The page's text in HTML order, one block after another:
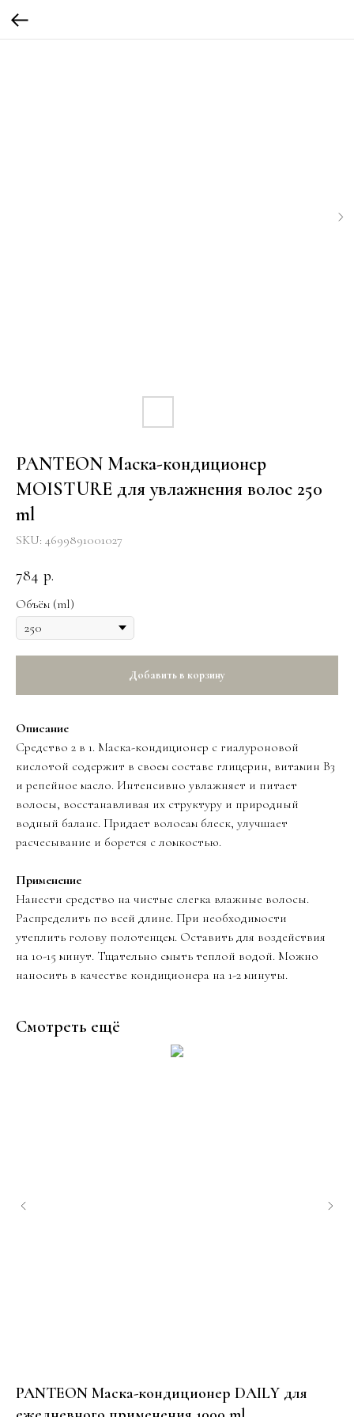
PANTEON Маска-кондиционер
MOISTURE для увлажнения волоc 250
ml
SKU: 4699891001027
784 р.
Объём (ml)
Добавить в корзину
Описание
Средство 2 в 1. Маска-кондиционер с гиалуроновой
кислотой содержит в своем составе глицерин, витамин B3
и репейное масло. Интенсивно увлажняет и питает
волосы, восстанавливая их структуру и природный
водный баланс. Придает волосам блеск, улучшает
расчесывание и борется с ломкостью.
Применение
Нанести средство на чистые слегка влажные волосы.
Распределить по всей длине. При необходимости
утеплить голову полотенцем. Оставить для воздействия
на 10-15 минут. Тщательно смыть теплой водой. Можно
наносить в качестве кондиционера на 1-2 минуты.
Смотреть ещё
PANTEON Маска-кондиционер DAILY для